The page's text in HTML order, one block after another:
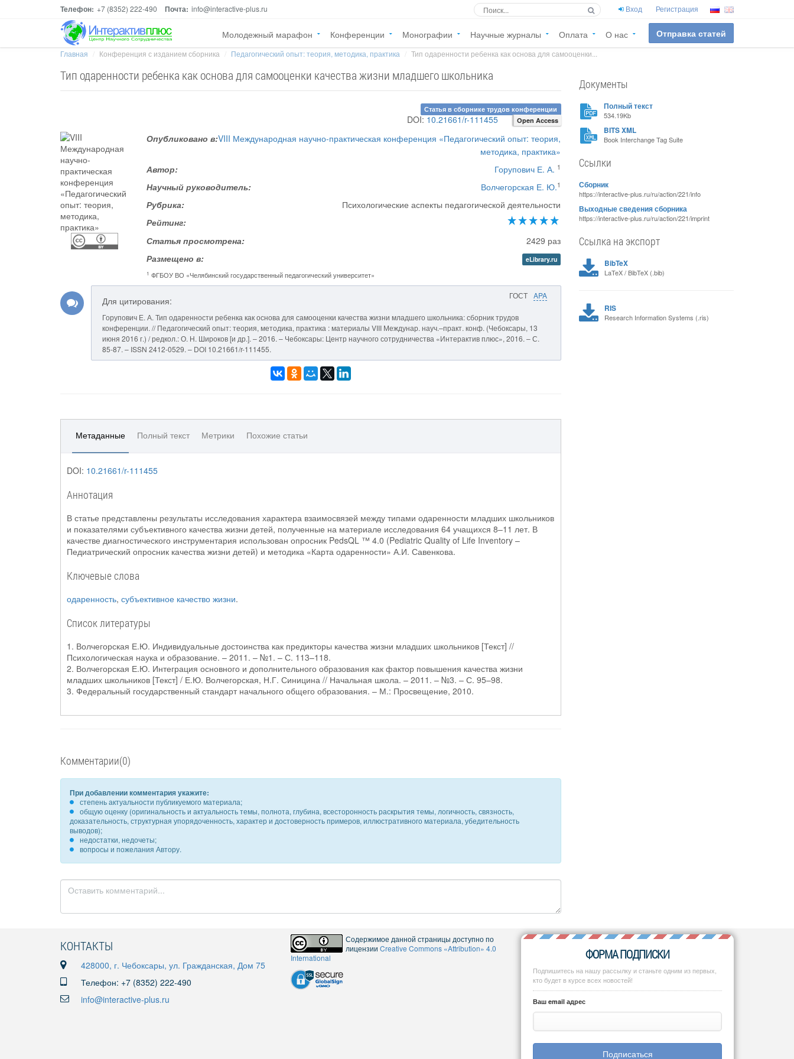
Телефон: +7 (8352) 222-490 Почта: info@interactive-plus.ru Вход Регистрация
Молодежный марафон Конференции Монографии Научные журналы Оплата О нас Отправка статей
Главная Конференция с изданием сборника Педагогический опыт: теория, методика, практика Тип одаренности ребенка как основа для самооценки...
Тип одаренности ребенка как основа для самооценки качества жизни младшего школьника
Статья в сборнике трудов конференции
DOI: 10.21661/r-111455 Open Access
Опубликовано в:VIII Международная научно-практическая конференция «Педагогический опыт: теория,
методика, практика»
Автор:
Горупович Е. А. 1
Научный руководитель: Волчегорская Е. Ю.1
Рубрика:
Психологические аспекты педагогической деятельности
Рейтинг:
Статья просмотрена:
2429 раз
Размещено в:
eLibrary.ru
1 ФГБОУ ВО «Челябинский государственный педагогический университет»
ГОСТ APA
Для цитирования:
Горупович Е. А. Тип одаренности ребенка как основа для самооценки качества жизни младшего школьника: сборник трудов
конференции. // Педагогический опыт: теория, методика, практика : материалы VIII Междунар. науч.–практ. конф. (Чебоксары, 13
июня 2016 г.) / редкол.: О. Н. Широков [и др.]. – 2016. – Чебоксары: Центр научного сотрудничества «Интерактив плюс», 2016. – С.
85-87. – ISSN 2412-0529. – DOI 10.21661/r-111455.
Метаданные Полный текст Метрики Похожие статьи
DOI: 10.21661/r-111455
Аннотация
В статье представлены результаты исследования характера взаимосвязей между типами одаренности младших школьников
и показателями субъективного качества жизни детей, полученные на материале исследования 64 учащихся 8–11 лет. В
качестве диагностического инструментария использован опросник PedsQL ™ 4.0 (Pediatric Quality of Life Inventory –
Педиатрический опросник качества жизни детей) и методика «Карта одаренности» А.И. Савенкова.
Ключевые слова
одаренность, субъективное качество жизни.
Список литературы
1. Волчегорская Е.Ю. Индивидуальные достоинства как предикторы качества жизни младших школьников [Текст] //
Психологическая наука и образование. – 2011. – №1. – С. 113–118.
2. Волчегорская Е.Ю. Интеграция основного и дополнительного образования как фактор повышения качества жизни
младших школьников [Текст] / Е.Ю. Волчегорская, Н.Г. Синицина // Начальная школа. – 2011. – №3. – С. 95–98.
3. Федеральный государственный стандарт начального общего образования. – М.: Просвещение, 2010.
Комментарии(0)
При добавлении комментария укажите:
степень актуальности публикуемого материала;
общую оценку (оригинальность и актуальность темы, полнота, глубина, всесторонность раскрытия темы, логичность, связность,
доказательность, структурная упорядоченность, характер и достоверность примеров, иллюстративного материала, убедительность
выводов);
недостатки, недочеты;
вопросы и пожелания Автору.
Документы
Полный текст
534.19Kb
BITS XML
Book Interchange Tag Suite
Ссылки
Сборник
https://interactive-plus.ru/ru/action/221/info
Выходные сведения сборника
https://interactive-plus.ru/ru/action/221/imprint
Ссылка на экспорт
BibTeX
LaTeX / BibTeX (.bib)
RIS
Research Information Systems (.ris)
КОНТАКТЫ
428000, г. Чебоксары, ул. Гражданская, Дом 75
Телефон: +7 (8352) 222-490
info@interactive-plus.ru
Содержимое данной страницы доступно по
лицензии Creative Commons «Attribution» 4.0
International
ФОРМА ПОДПИСКИ
Подпишитесь на нашу рассылку и станьте одним из первых,
кто будет в курсе всех новостей!
Ваш email адрес
Подписаться